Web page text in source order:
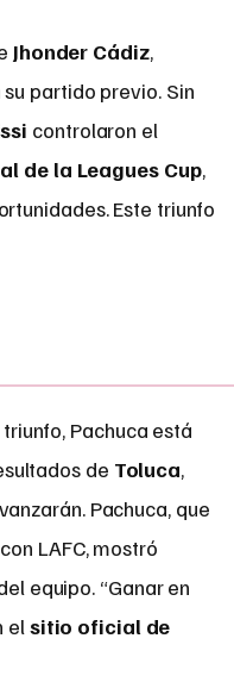
Jhonder Cádiz,
partido previo. Sin
controlaron el
de la Leagues Cup,
Este triunfo
Pachuca está
de Toluca,
Pachuca, que
con LAFC, mostró
equipo. “Ganar en
el sitio oficial de